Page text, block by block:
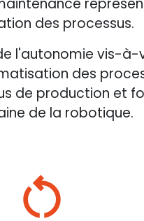
des processus.
l'autonomie vis-
des
de production et
de la robotique.